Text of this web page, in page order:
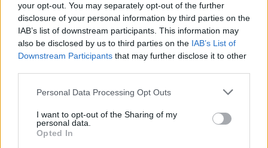
your opt-out. You may separately opt-out of the further
disclosure of your personal information by third parties on the
IAB’s list of downstream participants. This information may
also be disclosed by us to third parties on the IAB’s List of
Downstream Participants that may further disclose it to other
Personal Data Processing Opt Outs
I want to opt-out of the Sharing of my
personal data.
Opted In
Minka 13. rész